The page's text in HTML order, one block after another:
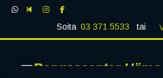
Soita 03 371 5533 tai
Rengascenter